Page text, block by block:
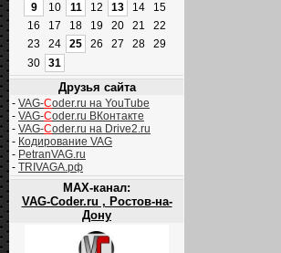
9
10 11 12 13 14
15
16
17 18 19 20 21
22
23
24 25 26 27 28
29
30
31
Друзья сайта
- VAG-Coder.ru на YouTube
- VAG-Coder.ru ВКонтакте
- VAG-Coder.ru на Drive2.ru
- Кодирование VAG
- PetranVAG.ru
- TRIVAGA.рф
MAX-канал:
VAG-Coder.ru , Ростов-на-
Дону